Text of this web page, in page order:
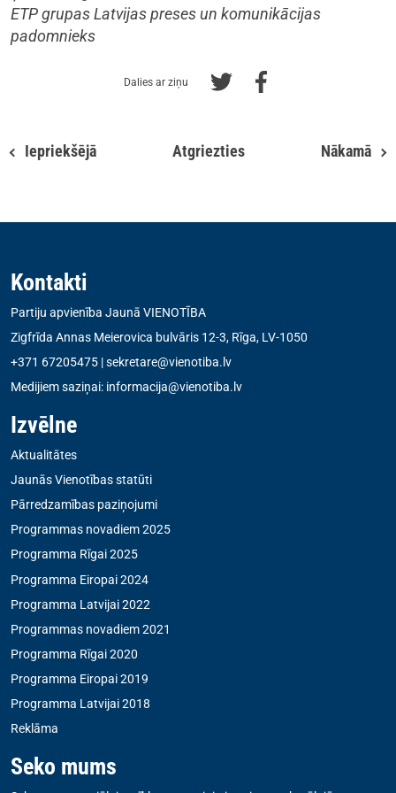
ETP grupas Latvijas preses un komunikācijas
padomnieks
Dalies ar ziņu
Iepriekšējā Atgriezties Nākamā
Kontakti
Partiju apvienība Jaunā VIENOTĪBA
Zigfrīda Annas Meierovica bulvāris 12-3, Rīga, LV-1050
+371 67205475 |sekretare@vienotiba.lv
Medijiem saziņai: informacija@vienotiba.lv
Izvēlne
Aktualitātes
Jaunās Vienotības statūti
Pārredzamības paziņojumi
Programmas novadiem 2025
Programma Rīgai 2025
Programma Eiropai 2024
Programma Latvijai 2022
Programmas novadiem 2021
Programma Rīgai 2020
Programma Eiropai 2019
Programma Latvijai 2018
Reklāma
Seko mums